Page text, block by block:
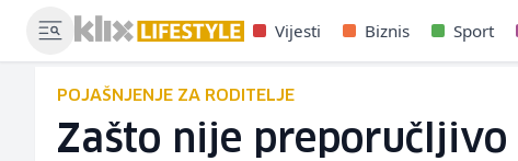
Vijesti Biznis Sport
POJAŠNJENJE ZA RODITELJE
Zašto nije